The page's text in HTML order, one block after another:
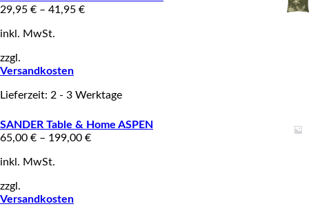
29,95 € – 41,95 €
inkl. MwSt.
zzgl.
Versandkosten
Lieferzeit: 2 - 3 Werktage
SANDER Table & Home ASPEN
65,00 € – 199,00 €
inkl. MwSt.
zzgl.
Versandkosten